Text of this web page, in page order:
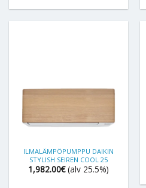
ILMALÄMPÖPUMPPU DAIKIN
STYLISH SEIREN COOL 25
1,982.00€ (alv 25.5%)